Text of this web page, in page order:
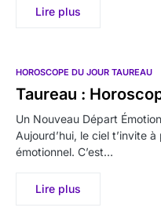
Lire plus
HOROSCOPE DU JOUR TAUREAU
Taureau :
Un Nouveau Départ
Aujourd’hui, le ciel t’invite
émotionnel. C’est…
Lire plus